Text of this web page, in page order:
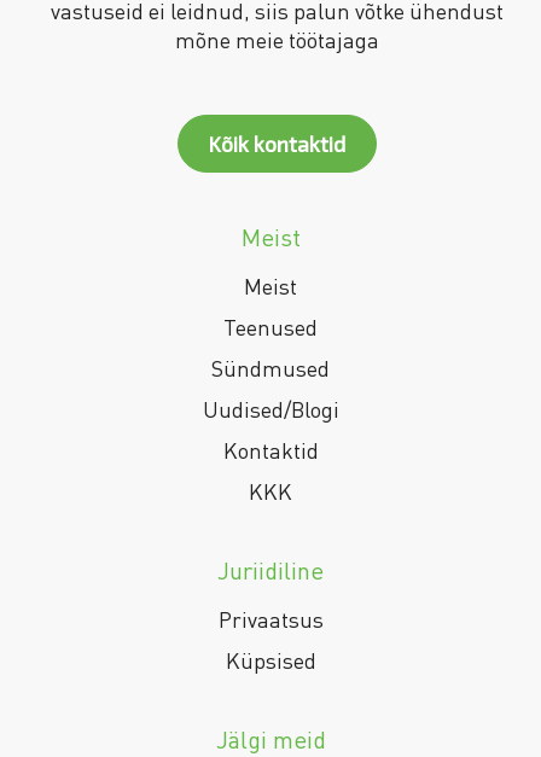
vastuseid ei leidnud, siis palun võtke ühendust
mõne meie töötajaga
Kõik kontaktid
Meist
Meist
Teenused
Sündmused
Uudised/Blogi
Kontaktid
KKK
Juriidiline
Privaatsus
Küpsised
Jälgi meid